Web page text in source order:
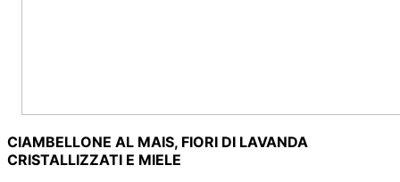
CIAMBELLONE AL MAIS, FIORI DI LAVANDA
CRISTALLIZZATI E MIELE